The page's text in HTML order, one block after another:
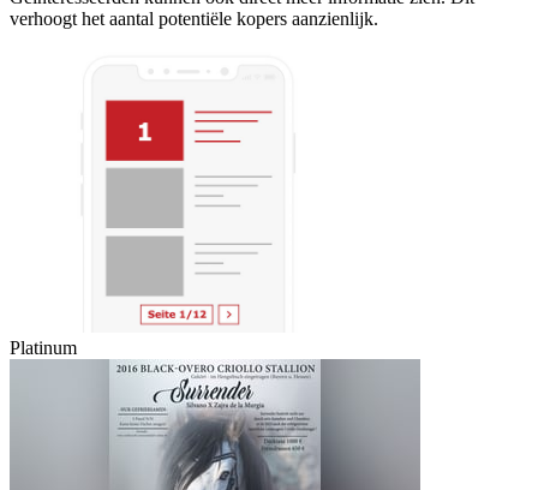
verhoogt het aantal potentiële kopers aanzienlijk.
Platinum